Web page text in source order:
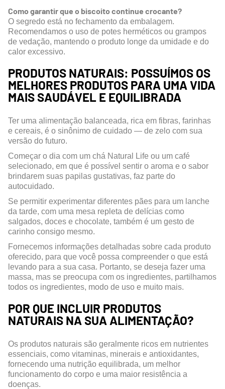
Como garantir que o biscoito continue crocante?
O segredo está no fechamento da embalagem.
Recomendamos o uso de potes herméticos ou grampos
de vedação, mantendo o produto longe da umidade e do
calor excessivo.
PRODUTOS NATURAIS: POSSUÍMOS OS
MELHORES PRODUTOS PARA UMA VIDA
MAIS SAUDÁVEL E EQUILIBRADA
Ter uma alimentação balanceada, rica em fibras, farinhas
e cereais, é o sinônimo de cuidado — de zelo com sua
versão do futuro.
Começar o dia com um chá Natural Life ou um café
selecionado, em que é possível sentir o aroma e o sabor
brindarem suas papilas gustativas, faz parte do
autocuidado.
Se permitir experimentar diferentes pães para um lanche
da tarde, com uma mesa repleta de delícias como
salgados, doces e chocolate, também é um gesto de
carinho consigo mesmo.
Fornecemos informações detalhadas sobre cada produto
oferecido, para que você possa compreender o que está
levando para a sua casa. Portanto, se deseja fazer uma
massa, mas se preocupa com os ingredientes, partilhamos
todos os ingredientes, modo de uso e muito mais.
POR QUE INCLUIR PRODUTOS
NATURAIS NA SUA ALIMENTAÇÃO?
Os produtos naturais são geralmente ricos em nutrientes
essenciais, como vitaminas, minerais e antioxidantes,
fornecendo uma nutrição equilibrada, um melhor
funcionamento do corpo e uma maior resistência a
doenças.